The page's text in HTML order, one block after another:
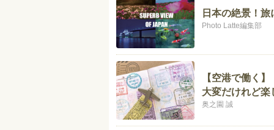
日本の絶景！
Photo Latte編集部
【空港で働く
大変だけれど楽
奥之園 誠